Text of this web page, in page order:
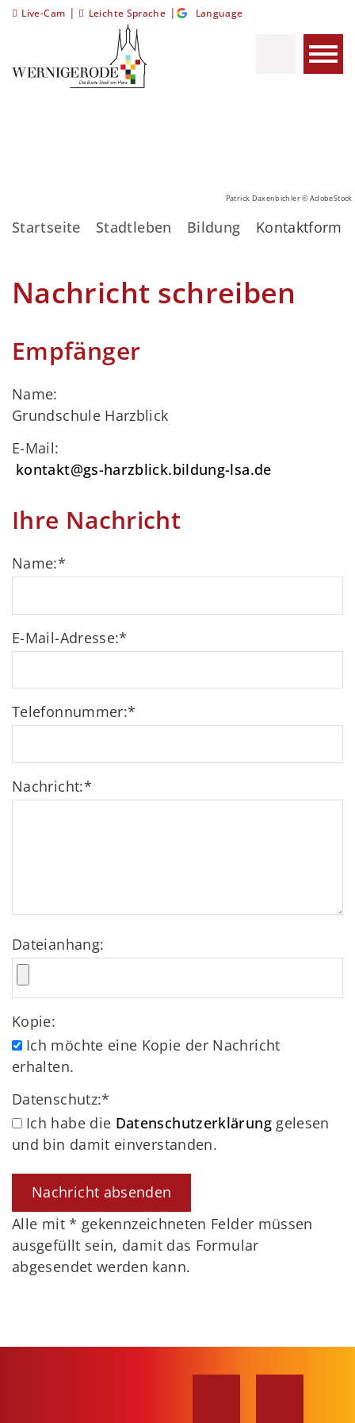
Live-Cam | Leichte Sprache | Language
Patrick Daxenbichler © AdobeStock
Startseite Stadtleben Bildung
Nachricht schreiben
Empfänger
Name:
Grundschule Harzblick
E-Mail:
kontakt@gs-harzblick.bildung-lsa.de
Ihre Nachricht
Name:*
E-Mail-Adresse:*
Telefonnummer:*
Nachricht:*
Dateianhang:
Kopie:
Ich möchte eine Kopie der Nachricht
erhalten.
Datenschutz:*
Ich habe die Datenschutzerklärunggelesen
und bin damit einverstanden.
Alle mit* gekennzeichneten Felder müssen
ausgefüllt sein, damit das Formular
abgesendet werden kann.